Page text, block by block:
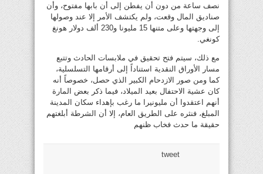
نصف ساعة من دون أن يفطن إلى أن بابها مفتوح، وأن
صناديق المال وقعت، ولم يكتشف الأمر إلا عند وصولها
إلى وجهتها وعلى متنها 15 مليونا و230 ألف دولار هونغ
كونغي.
مع ذلك، سيتم فتح تحقيق في ملابسات الحادث وتتبع
مسار الأوراق النقدية استناداً إلى أرقامها التسلسلية،
كما ومن صور الازدحام الكبير الذي حصل، خصوصاً أنه
كان عشية الاحتفال بعيد الميلاد، فيما ذكر بعض المارة
أنهم اعتقدوا أن مليونيرا ما رغب بإهداء سكان المدينة
المبلغ، فنثره على الطريق العام، إلا أن الشرطة أبلغتهم
حقيقة ما حدث فخاب ظنهم
tweet